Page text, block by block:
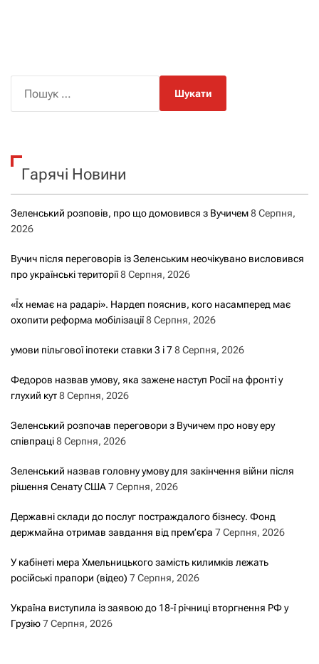
к
Гарячі Новини
Зеленський розповів, про що домовився з Вучичем8 Серпня,
2026
Вучич після переговорів із Зеленським неочікувано висловився
про українські території8 Серпня, 2026
«Їх немає на радарі». Нардеп пояснив, кого насамперед має
охопити реформа мобілізації8 Серпня, 2026
умови пільгової іпотеки ставки 3 і 78 Серпня, 2026
Федоров назвав умову, яка зажене наступ Росії на фронті у
глухий кут8 Серпня, 2026
Зеленський розпочав переговори з Вучичем про нову еру
співпраці8 Серпня, 2026
Зеленський назвав головну умову для закінчення війни після
рішення Сенату США7 Серпня, 2026
Державні склади до послуг постраждалого бізнесу. Фонд
держмайна отримав завдання від прем’єра 7 Серпня, 2026
У кабінеті мера Хмельницького замість килимків лежать
російські прапори (відео) 7 Серпня, 2026
Україна виступила із заявою до 18-ї річниці вторгнення РФ у
Грузію7 Серпня, 2026